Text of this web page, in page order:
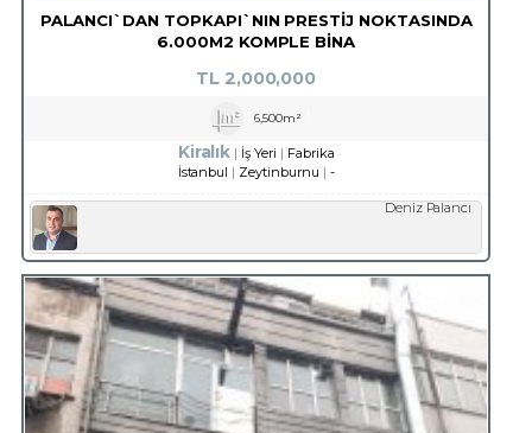
PALANCI`DAN TOPKAPI`NIN PRESTİJ NOKTASINDA
6.000M2 KOMPLE BİNA
TL2,000,000
6,500m²
Kiralık İş Yeri
Fabrika
İstanbul
Zeytinburnu -
Deniz Palancı